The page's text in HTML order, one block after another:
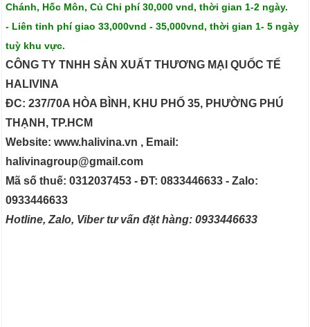
Chánh, Hốc Môn, Củ Chi phí 30,000 vnd, thời gian 1-2 ngày.
- Liên tỉnh phí giao 33,000vnd - 35,000vnd, thời gian 1- 5 ngày
tuỳ khu vực.
CÔNG TY TNHH SẢN XUẤT THƯƠNG MẠI QUỐC TẾ
HALIVINA
ĐC: 237/70A HÒA BÌNH, KHU PHỐ 35, PHƯỜNG PHÚ
THẠNH, TP.HCM
Website: www.halivina.vn , Email:
halivinagroup@gmail.com
Mã số thuế: 0312037453 - ĐT: 0833446633 - Zalo:
0933446633
Hotline, Zalo, Viber tư vấn đặt hàng: 0933446633